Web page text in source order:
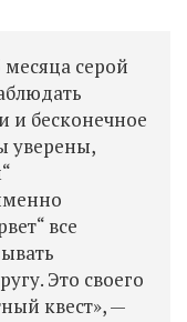
месяца серой
и бесконечное
уверены,
все
Это своего
квест», —